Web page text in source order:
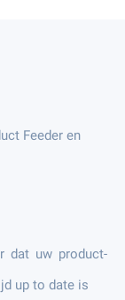
Feeder en
dat uw product-
up to date is